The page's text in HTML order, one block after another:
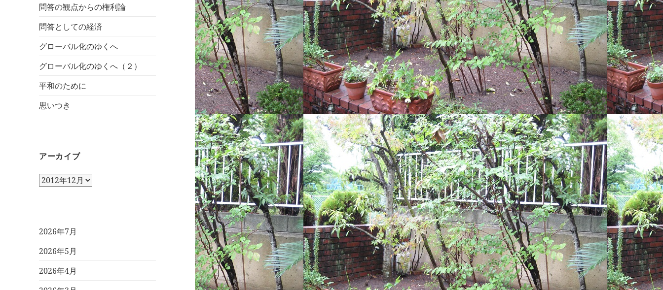
問答の観点からの権利論
問答としての経済
グローバル化のゆくへ
グローバル化のゆくへ（２）
平和のために
思いつき
アーカイブ
ア
ブ
2026年7月
2026年5月
2026年4月